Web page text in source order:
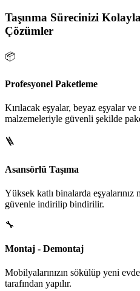
Taşınma Sürecinizi
Çözümler
📦
Profesyonel Paketleme
Kırılacak eşyalar, beyaz eşyalar
malzemeleriyle güvenli şekilde
🪜
Asansörlü Taşıma
Yüksek katlı binalarda eşyalarınız
güvenle indirilip bindirilir.
🔧
Montaj - Demontaj
Mobilyalarınızın sökülüp yeni
tarafından yapılır.